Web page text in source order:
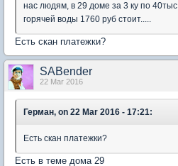
нас людям, в 29 доме за 3 ку по
горячей воды 1760 руб стоит.....
Есть скан платежки?
SABender
22 Mar 2016
Герман, on 22 Mar 2016 - 17:21:
Есть скан платежки?
Есть в теме дома 29